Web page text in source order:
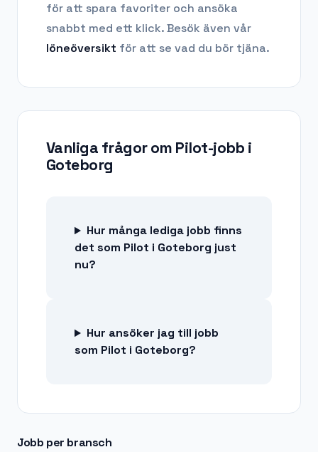
för att spara favoriter och ansöka
snabbt med ett klick. Besök även vår
löneöversikt för att se vad du bör tjäna.
Vanliga frågor om Pilot-jobb i
Goteborg
Hur många lediga jobb finns
det som Pilot i Goteborg just
nu?
Hur ansöker jag till jobb
som Pilot i Goteborg?
Jobb per bransch